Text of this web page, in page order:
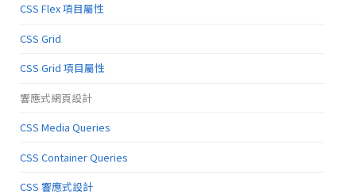
CSS Flex 項目屬性
CSS Grid
CSS Grid 項目屬性
響應式網頁設計
CSS Media Queries
CSS Container Queries
CSS 響應式設計